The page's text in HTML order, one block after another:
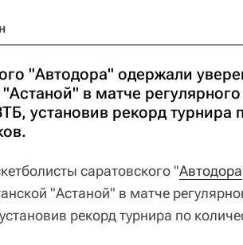
"Автодора" одержали
в матче регулярного
установив рекорд турнира
саратовского "Автодора
"Астаной" в матче
рекорд турнира по